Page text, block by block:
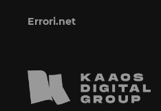
Errori.net